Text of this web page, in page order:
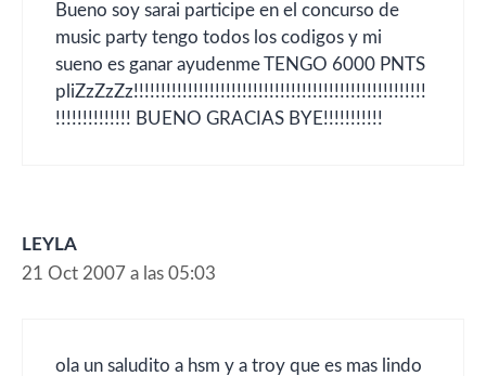
Bueno soy sarai participe en el concurso de
music party tengo todos los codigos y mi
sueno es ganar ayudenme TENGO 6000 PNTS
pliZzZzZz!!!!!!!!!!!!!!!!!!!!!!!!!!!!!!!!!!!!!!!!!!!!!!!!!!!!!!
!!!!!!!!!!!!!! BUENO GRACIAS BYE!!!!!!!!!!!
LEYLA
21 Oct 2007 a las 05:03
ola un saludito a hsm y a troy que es mas lindo